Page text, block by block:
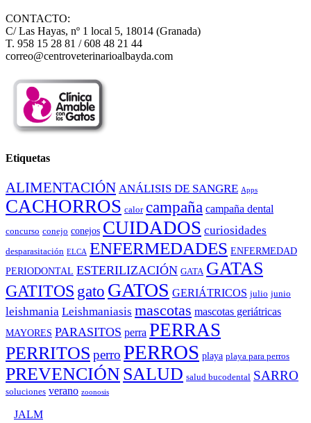
CONTACTO:
C/ Las Hayas, nº 1 local 5, 18014 (Granada)
T. 958 15 28 81 / 608 48 21 44
correo@centroveterinarioalbayda.com
Etiquetas
ALIMENTACIÓN ANÁLISIS DE SANGRE Apps
CACHORROS calor campaña campaña dental
concurso conejo conejos CUIDADOS curiosidades
desparasitación ELCA ENFERMEDADES ENFERMEDAD
PERIODONTAL ESTERILIZACIÓN GATA GATAS
GATITOS gato GATOS GERIÁTRICOS julio junio
leishmania Leishmaniasis mascotas mascotas geriátricas
MAYORES PARASITOS perra PERRAS
PERRITOS perro PERROS playa playa para perros
PREVENCIÓNSALUD salud bucodental SARRO
soluciones verano zoonosis
JALM